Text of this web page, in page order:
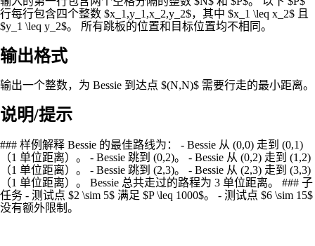
行每行包含四个整数 $x_1,y_1,x_2,y_2$，其中 $x_1 \leq x_2$ 且
$y_1 \leq y_2$。 所有跳板的位置和目标位置均不相同。
输出格式
输出一个整数，为 Bessie 到达点 $(N,N)$ 需要行走的最小距离。
说明/提示
### 样例解释 Bessie 的最佳路线为： - Bessie 从 (0,0) 走到 (0,1)
（1 单位距离）。 - Bessie 跳到 (0,2)。 - Bessie 从 (0,2) 走到 (1,2)
（1 单位距离）。 - Bessie 跳到 (2,3)。 - Bessie 从 (2,3) 走到 (3,3)
（1 单位距离）。 Bessie 总共走过的路程为 3 单位距离。 ### 子
任务 - 测试点 $2 \sim 5$ 满足 $P \leq 1000$。 - 测试点 $6 \sim 15$
没有额外限制。